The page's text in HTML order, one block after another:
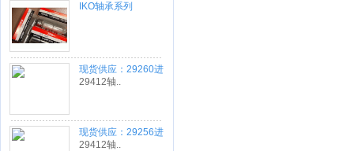
IKO轴承系列
现货供应：29260进
口轴承
29412轴..
现货供应：29256进
口轴承
29412轴..